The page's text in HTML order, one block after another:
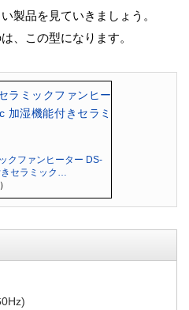
製品を見ていきましょう。
、この型になります。
クファンヒーター DS-
セラミック…